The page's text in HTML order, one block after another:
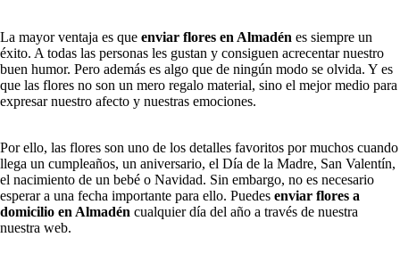
La mayor ventaja es que enviar flores en Almadén es siempre un
éxito. A todas las personas les gustan y consiguen acrecentar nuestro
buen humor. Pero además es algo que de ningún modo se olvida. Y es
que las flores no son un mero regalo material, sino el mejor medio para
expresar nuestro afecto y nuestras emociones.
Por ello, las flores son uno de los detalles favoritos por muchos cuando
llega un cumpleaños, un aniversario, el Día de la Madre, San Valentín,
el nacimiento de un bebé o Navidad. Sin embargo, no es necesario
esperar a una fecha importante para ello. Puedes enviar flores a
domicilio en Almadén cualquier día del año a través de nuestra
nuestra web.